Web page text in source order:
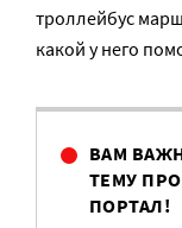
троллейбус
какой у него
ВАМ
ТЕМУ
ПОРТАЛ!